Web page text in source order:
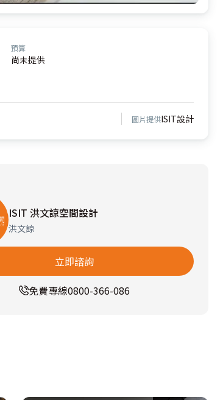
預算
尚未提供
圖片提供ISIT設計
ISIT 洪文諒空間設計
洪文諒
立即諮詢
免費專線0800-366-086